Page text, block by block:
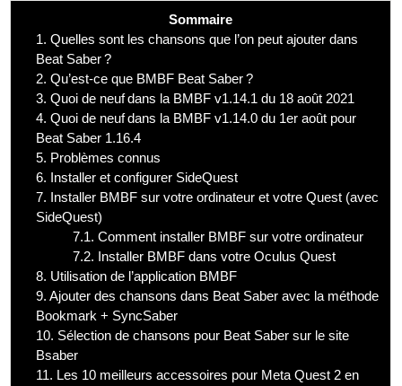
Sommaire
1. Quelles sont les chansons que l’on peut ajouter dans
Beat Saber ?
2. Qu’est-ce que BMBF Beat Saber ?
3. Quoi de neuf dans la BMBF v1.14.1 du 18 août 2021
4. Quoi de neuf dans la BMBF v1.14.0 du 1er août pour
Beat Saber 1.16.4
5. Problèmes connus
6. Installer et configurer SideQuest
7. Installer BMBF sur votre ordinateur et votre Quest (avec
SideQuest)
7.1. Comment installer BMBF sur votre ordinateur
7.2. Installer BMBF dans votre Oculus Quest
8. Utilisation de l’application BMBF
9. Ajouter des chansons dans Beat Saber avec la méthode
Bookmark + SyncSaber
10. Sélection de chansons pour Beat Saber sur le site
Bsaber
11. Les 10 meilleurs accessoires pour Meta Quest 2 en